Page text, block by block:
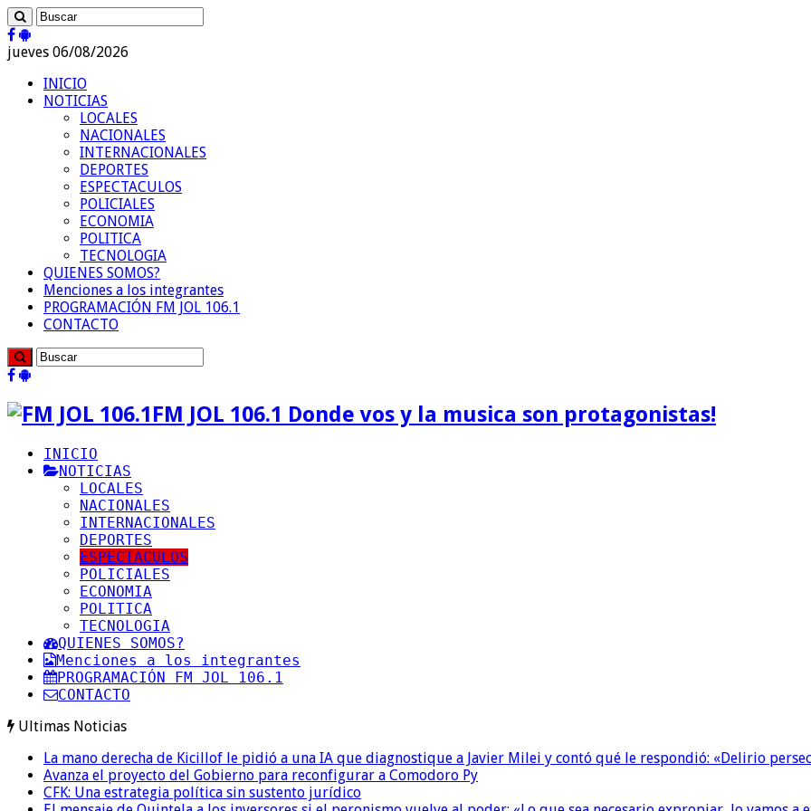
jueves 06/08/2026
INICIO
NOTICIAS
LOCALES
NACIONALES
INTERNACIONALES
DEPORTES
ESPECTACULOS
POLICIALES
ECONOMIA
POLITICA
TECNOLOGIA
QUIENES SOMOS?
Menciones a los integrantes
PROGRAMACIÓN FM JOL 106.1
CONTACTO
FM JOL 106.1 Donde vos y la musica son protagonistas!
INICIO
NOTICIAS
LOCALES
NACIONALES
INTERNACIONALES
DEPORTES
ESPECTACULOS
POLICIALES
ECONOMIA
POLITICA
TECNOLOGIA
QUIENES SOMOS?
Menciones a los integrantes
PROGRAMACIÓN FM JOL 106.1
CONTACTO
Ultimas Noticias
La mano derecha de Kicillof le pidió a una IA que diagnostique a Javier Milei y contó qué le respondió: «Delirio
Avanza el proyecto del Gobierno para reconfigurar a Comodoro Py
CFK: Una estrategia política sin sustento jurídico